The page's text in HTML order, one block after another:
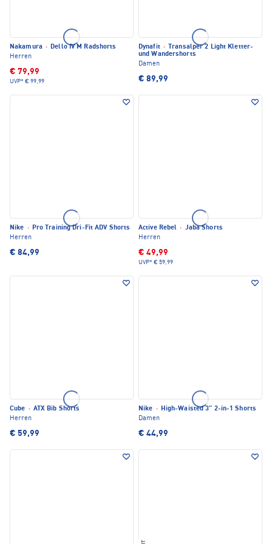
Nakamura · Dello IV M Radshorts
Herren
€ 79,99
UVP* € 99,99
Dynafit ·
Transalper 2 Light Kletter-
und Wandershorts
Damen
€ 89,99
Nike · Pro Training Dri-Fit ADV Shorts
Herren
€ 84,99
Active Rebel · Jaba Shorts
Herren
€ 49,99
UVP* € 59,99
Cube · ATX Bib Shorts
Herren
€ 59,99
Nike · High-Waisted 3" 2-in-1 Shorts
Damen
€ 44,99